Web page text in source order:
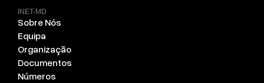
INET-MD
Sobre Nós
Equipa
Organização
Documentos
Números